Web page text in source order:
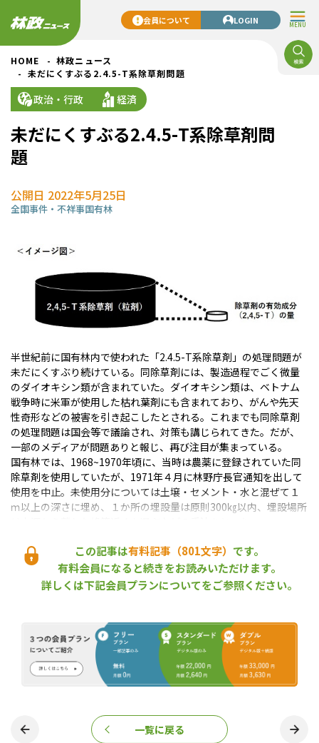
MENU
会員について LOGIN
HOME
林政ニュース
未だにくすぶる2.4.5-T系除草剤問題
政治・行政 経済
未だにくすぶる2.4.5-T系除草剤問
題
公開日 2022年5月25日
全国事件・不祥事国有林
半世紀前に国有林内で使われた「2.4.5-T系除草剤」の処理問題が
未だにくすぶり続けている。同除草剤には、製造過程でごく微量
のダイオキシン類が含まれていた。ダイオキシン類は、ベトナム
戦争時に米軍が使用した枯れ葉剤にも含まれており、がんや先天
性奇形などの被害を引き起こしたとされる。これまでも同除草剤
の処理問題は国会等で議論され、対策も講じられてきた。だが、
一部のメディアが問題ありと報じ、再び注目が集まっている。
国有林では、1968~1970年頃に、当時は農薬に登録されていた同
除草剤を使用していたが、1971年４月に林野庁長官通知を出して
使用を中止。未使用分については土壌・セメント・水と混ぜて１
ｍ以上の深さに埋め、１か所の埋設量は原則300㎏以内、埋設場所
め、学識者検討会が調査を行って、①同除草剤及びダイオキシン類
は土壌に吸着されており周囲への移動は認められない、②地域住
民生活に及ぼす影響はないと結論、埋設地は立ち入り禁止とし、
管理署等が管理しており、年２回以上の定期点検や大雨・地震時
の臨時点検などを行っている。これまでに埋設物の流出が確認さ
れたことはない。
だが、近年の異常気象で埋設地を巻き込んだ災害発生のリスクが
高まっている。ごく微量とはいえ毒性の強いダイオキシン類が国有
いない。このため林野庁は今年度（2022年度）から、埋設物を安
全に撤去（掘削処理）するモデル事業を実施し、埋設物中のダイ
この記事は有料記事（801文字） です。
有料会員になると続きをお読みいただけます。
詳しくは下記会員プランについてをご参照ください。
一覧に戻る